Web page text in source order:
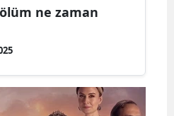
ne zaman